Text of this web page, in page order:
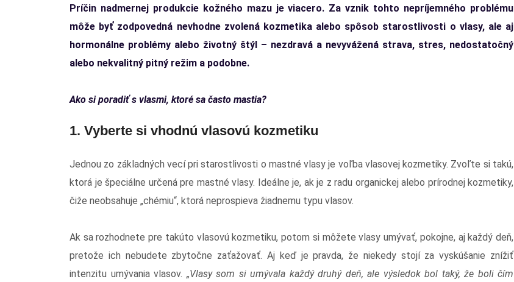
Príčin nadmernej produkcie kožného mazu je viacero. Za vznik tohto nepríjemného problému
môže byť zodpovedná nevhodne zvolená kozmetika alebo spôsob starostlivosti o vlasy, ale aj
hormonálne problémy alebo životný štýl – nezdravá a nevyvážená strava, stres, nedostatočný
alebo nekvalitný pitný režim a podobne.
Ako si poradiť s vlasmi, ktoré sa často mastia?
1. Vyberte si vhodnú vlasovú kozmetiku
Jednou zo základných vecí pri starostlivosti o mastné vlasy je voľba vlasovej kozmetiky. Zvoľte si takú,
ktorá je špeciálne určená pre mastné vlasy. Ideálne je, ak je z radu organickej alebo prírodnej kozmetiky,
čiže neobsahuje „chémiu“, ktorá neprospieva žiadnemu typu vlasov.
Ak sa rozhodnete pre takúto vlasovú kozmetiku, potom si môžete vlasy umývať, pokojne, aj každý deň,
pretože ich nebudete zbytočne zaťažovať. Aj keď je pravda, že niekedy stojí za vyskúšanie znížiť
intenzitu umývania vlasov. „Vlasy som si umývala každý druhý deň, ale výsledok bol taký, že boli čím